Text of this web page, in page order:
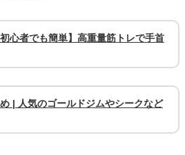
心者でも簡単】高重量筋トレで手首
| 人気のゴールドジムやシークなど